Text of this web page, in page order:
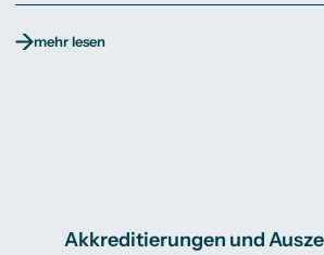
mehr lesen
Akkreditierungen und